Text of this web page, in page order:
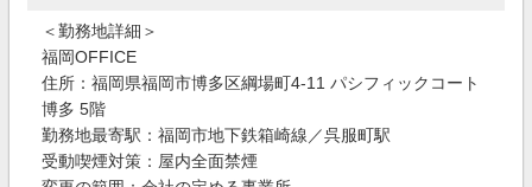
＜勤務地詳細＞
福岡OFFICE
住所：福岡県福岡市博多区綱場町4-11 パシフィックコート
博多 5階
勤務地最寄駅：福岡市地下鉄箱崎線／呉服町駅
受動喫煙対策：屋内全面禁煙